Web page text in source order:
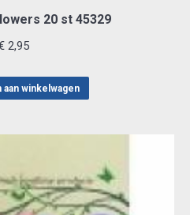
20 st 45329
2,95
winkelwagen